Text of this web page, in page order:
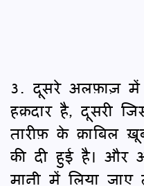
3. दूसरे अलफ़ाज़ में
हक़दार है, दूसरी
तारीफ़ के क़ाबिल
की दी हुई है। और
मानी में लिया